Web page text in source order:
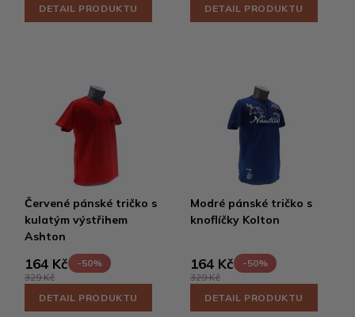
DETAIL PRODUKTU
DETAIL PRODUKTU
Červené pánské tričko s
kulatým výstřihem
Ashton
164 Kč
-50%
329 Kč
DETAIL PRODUKTU
Modré pánské tričko s
knoflíčky Kolton
164 Kč
-50%
329 Kč
DETAIL PRODUKTU